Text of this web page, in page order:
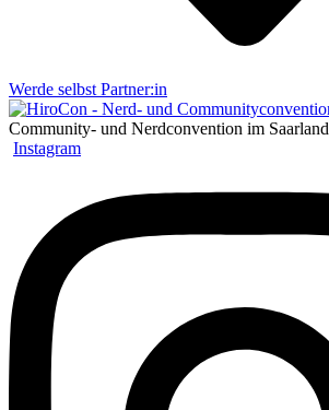
Werde selbst Partner:in
Community- und Nerdconvention im Saarland
Instagram